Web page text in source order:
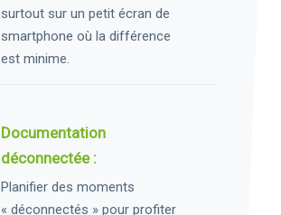
surtout sur un petit écran de
smartphone où la différence
est minime.
Documentation
déconnectée :
Planifier des moments
« déconnectés » pour profiter